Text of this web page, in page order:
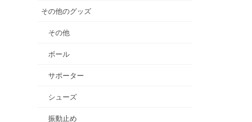
その他のグッズ
その他
ボール
サポーター
シューズ
振動止め